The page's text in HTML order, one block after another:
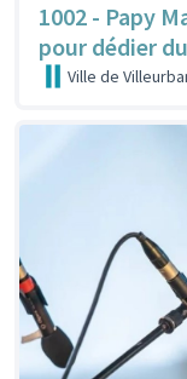
1002 - Papy
pour dédier
Ville de